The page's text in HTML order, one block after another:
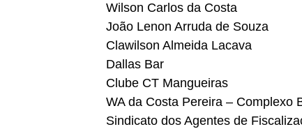
Wilson Carlos da Costa
João Lenon Arruda de Souza
Clawilson Almeida Lacava
Dallas Bar
Clube CT Mangueiras
WA da Costa Pereira – Complexo
Sindicato dos Agentes de